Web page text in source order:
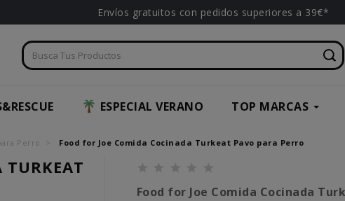
Envíos gratuitos con pedidos superiores a 39€*
ESPECIAL VERANO TOP MARCAS
Perro Food for Joe Comida Cocinada Turkeat Pavo para Perro
TURKEAT
Food for Joe Comida Cocinada